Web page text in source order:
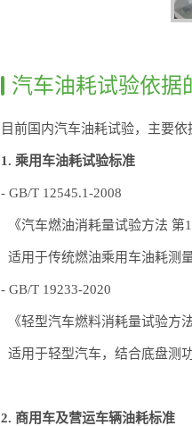
汽车油耗试验依据
目前国内汽车油耗试验，主要依
1. 乘用车油耗试验标准
- GB/T 12545.1-2008
《汽车燃油消耗量试验方法 第1
适用于传统燃油乘用车油耗测
- GB/T 19233-2020
《轻型汽车燃料消耗量试验方法
适用于轻型汽车，结合底盘测
2. 商用车及营运车辆油耗标准